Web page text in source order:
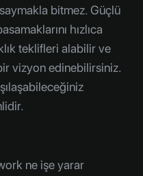
bitmez. Güçlü
hızlıca
teklifleri alabilir ve
vizyon edinebilirsiniz.
ne işe yarar